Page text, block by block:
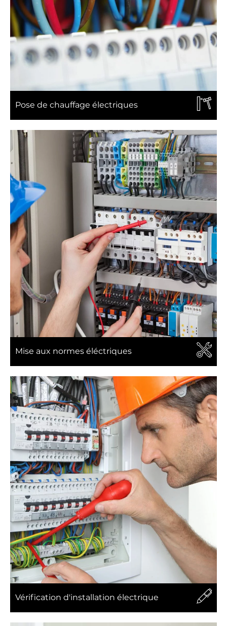
Pose de chauffage électriques
Mise aux normes éléctriques
Vérification d'installation électrique